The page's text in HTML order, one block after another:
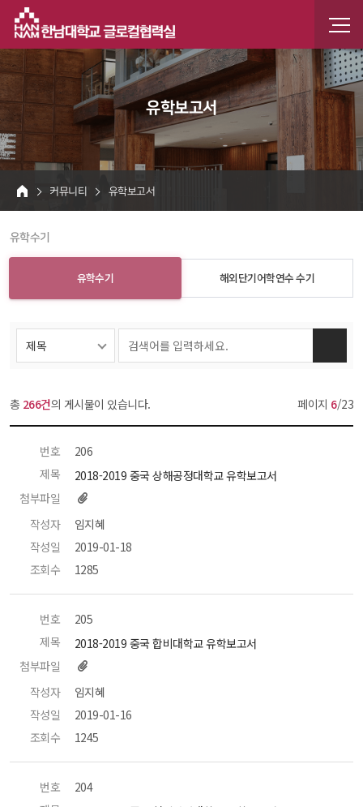
한
한남인
유학보고서
HOME
커뮤니티 유학보고서
유학수기
유학수기 해외단기어학연수 수기
총 266건의 게시물이 있습니다. 페이지 6/23
번호
206
제목
2018-2019 중국 상해공정대학교 유학보고서
첨부파일
작성자
임지혜
작성일
2019-01-18
조회수
1285
번호
205
제목
2018-2019 중국 합비대학교 유학보고서
첨부파일
작성자
임지혜
작성일
2019-01-16
조회수
1245
번호
204